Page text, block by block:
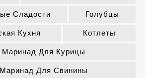
Сладости Голубцы
Кухня Котлеты
Маринад Для Курицы
Маринад Для Свинины